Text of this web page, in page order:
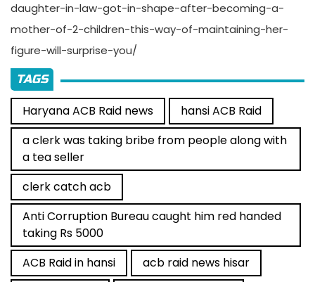
daughter-in-law-got-in-shape-after-becoming-a-
mother-of-2-children-this-way-of-maintaining-her-
figure-will-surprise-you/
TAGS
Haryana ACB Raid news
hansi ACB Raid
a clerk was taking bribe from people along with
a tea seller
clerk catch acb
Anti Corruption Bureau caught him red handed
taking Rs 5000
ACB Raid in hansi
acb raid news hisar